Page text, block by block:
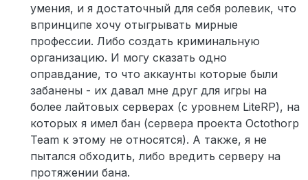
умения, и я достаточный для себя ролевик, что
впринципе хочу отыгрывать мирные
профессии. Либо создать криминальную
организацию. И могу сказать одно
оправдание, то что аккаунты которые были
забанены - их давал мне друг для игры на
более лайтовых серверах (с уровнем LiteRP), на
которых я имел бан (сервера проекта Octothorp
Team к этому не относятся). А также, я не
пытался обходить, либо вредить серверу на
протяжении бана.